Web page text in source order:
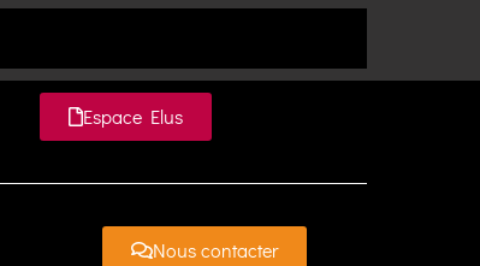
Espace Elus
Nous contacter